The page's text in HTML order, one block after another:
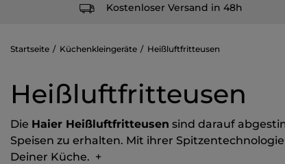
Kostenloser Versand in 48h
Startseite Küchenkleingeräte Heißluftfritteusen
Heißluftfritteusen
Die Haier Heißluftfritteusen sind darauf
Speisen zu erhalten. Mit ihrer
Deiner Küche. +